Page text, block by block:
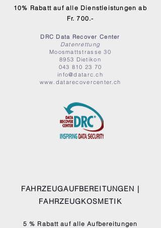
10% Rabatt auf alle Dienstleistungen ab
Fr. 700.-
DRC Data Recover Center
Datenrettung
Moosmattstrasse 30
8953 Dietikon
043 810 23 70
info@datarc.ch
www.datarecovercenter.ch
FAHRZEUGAUFBEREITUNGEN |
FAHRZEUGKOSMETIK
5 % Rabatt auf alle Aufbereitungen